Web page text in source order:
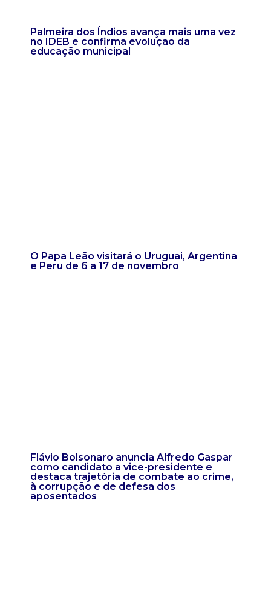
Palmeira dos Índios avança mais uma vez
no IDEB e confirma evolução da
educação municipal
O Papa Leão visitará o Uruguai, Argentina
e Peru de 6 a 17 de novembro
Flávio Bolsonaro anuncia Alfredo Gaspar
como candidato a vice-presidente e
destaca trajetória de combate ao crime,
à corrupção e de defesa dos
aposentados